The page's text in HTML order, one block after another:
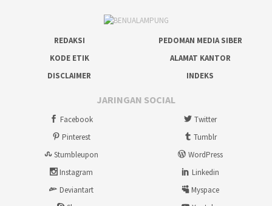
REDAKSI
PEDOMAN MEDIA SIBER
KODE ETIK
ALAMAT KANTOR
DISCLAIMER
INDEKS
JARINGAN SOCIAL
Facebook
Twitter
Pinterest
Tumblr
Stumbleupon
WordPress
Instagram
Linkedin
Deviantart
Myspace